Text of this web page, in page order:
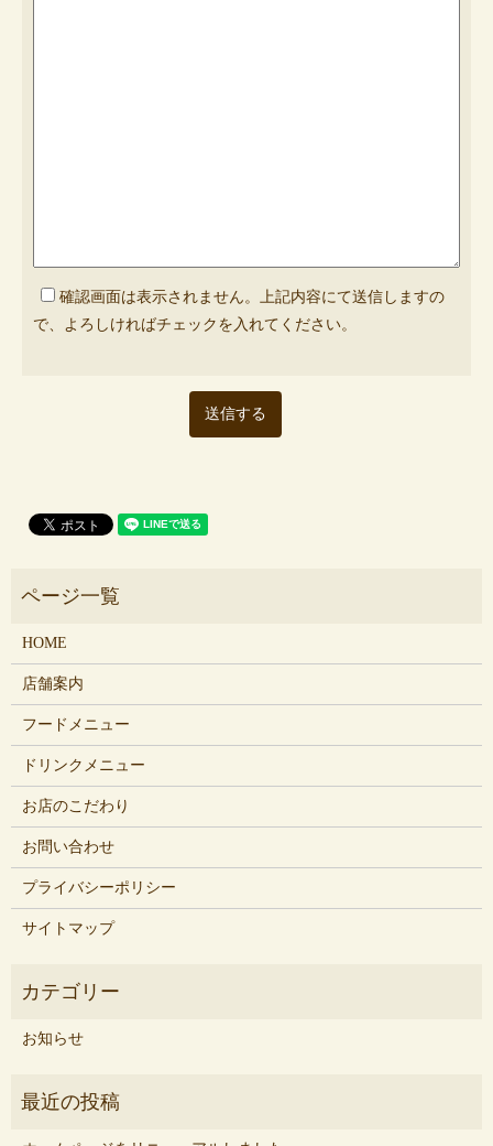
確認画面は表示されません。上記内容にて送信しますの
で、よろしければチェックを入れてください。
HOME
店舗案内
フードメニュー
ドリンクメニュー
お店のこだわり
お問い合わせ
プライバシーポリシー
サイトマップ
お知らせ